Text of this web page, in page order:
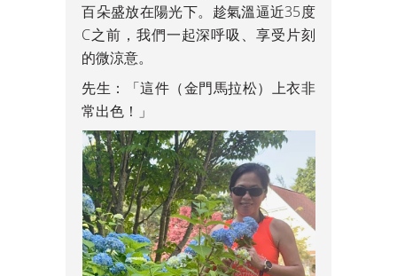
百朵盛放在陽光下。趁氣溫逼近35度
C之前，我們一起深呼吸、享受片刻
的微涼意。
先生：「這件（金門馬拉松）上衣非
常出色！」